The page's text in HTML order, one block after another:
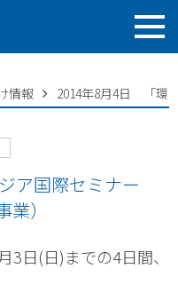
情報 2014年8月4日 「環
ア国際セミナー
）
日(日)までの4日間、